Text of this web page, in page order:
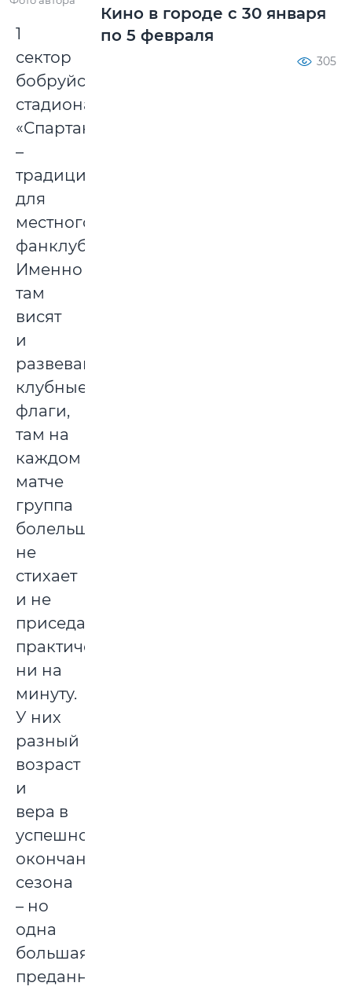
1
сектор
бобруйского
стадиона
«Спартак»
–
традиционный
для
местного
фанклуба.
Именно
там
висят
и
развеваются
клубные
флаги,
там на
каждом
матче
группа
болельщиков
не
стихает
и не
приседает
практически
ни на
минуту.
У них
разный
возраст
и
вера в
успешное
окончание
сезона
– но
одна
большая
преданность
Кино в городе с 30 января
по 5 февраля
305